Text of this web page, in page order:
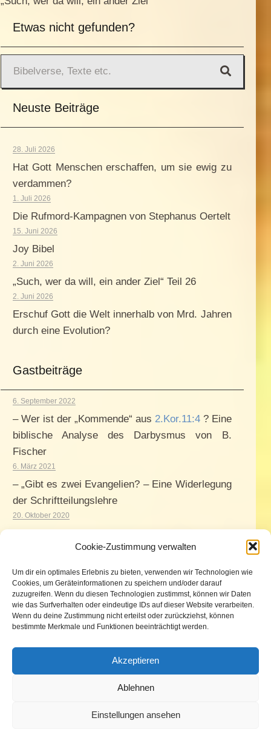
Cookie-Zustimmung verwalten
Um dir ein optimales Erlebnis zu bieten, verwenden wir Technologien wie
Cookies, um Geräteinformationen zu speichern und/oder darauf
zuzugreifen. Wenn du diesen Technologien zustimmst, können wir Daten
wie das Surfverhalten oder eindeutige IDs auf dieser Website verarbeiten.
Wenn du deine Zustimmung nicht erteilst oder zurückziehst, können
bestimmte Merkmale und Funktionen beeinträchtigt werden.
Akzeptieren
Ablehnen
Einstellungen ansehen
Etwas nicht gefunden?
Neuste Beiträge
28. Juli 2026
Hat Gott Menschen erschaffen, um sie ewig zu
verdammen?
1. Juli 2026
Die Rufmord-Kampagnen von Stephanus Oertelt
15. Juni 2026
Joy Bibel
2. Juni 2026
„Such, wer da will, ein ander Ziel“ Teil 26
2. Juni 2026
Erschuf Gott die Welt innerhalb von Mrd. Jahren
durch eine Evolution?
Gastbeiträge
6. September 2022
– Wer ist der „Kommende“ aus 2.Kor.11:4? Eine
biblische Analyse des Darbysmus von B.
Fischer
6. März 2021
– „Gibt es zwei Evangelien? – Eine Widerlegung
der Schriftteilungslehre
20. Oktober 2020
– Die Erfüllung der Josef-Jesus-Prophetie
17. September 2020
9. Oktober 2019
– Was bedeutet „Von Ewigkeit zu Ewigkeit?“